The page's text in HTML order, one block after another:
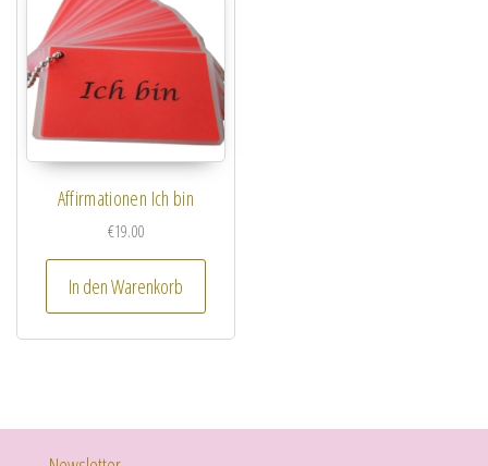
Affirmationen Ich bin
€19.00
In den Warenkorb